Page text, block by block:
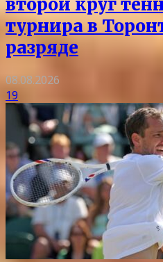
второй круг
турнира в
разряде
08.08.2026
19